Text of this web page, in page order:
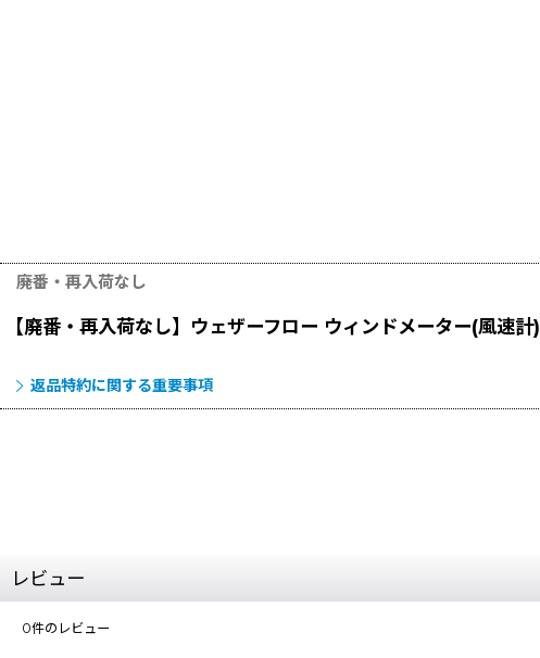
廃番・再入荷なし
【廃番・再入荷なし】ウェザーフロー ウィンドメーター(風速計)
返品特約に関する重要事項
レビュー
0件のレビュー